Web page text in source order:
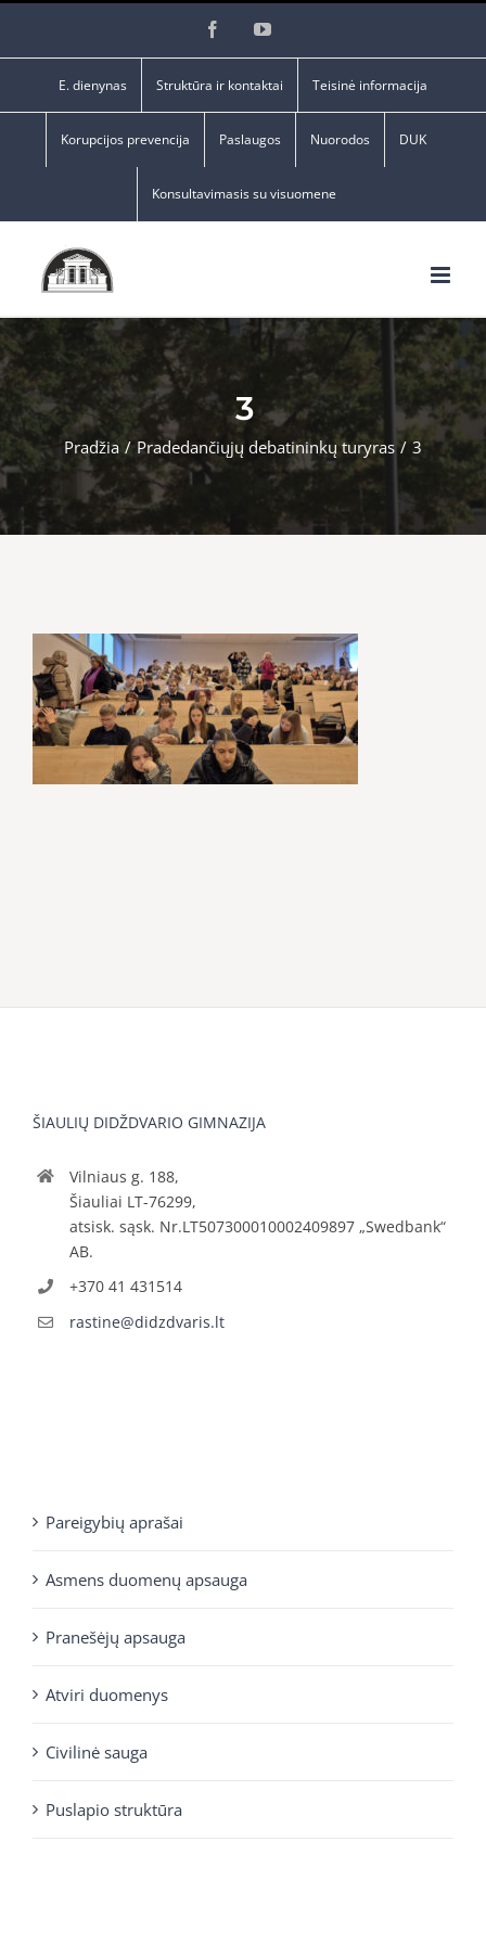
FacebookYouTube
E. dienynas Struktūra ir kontaktai Teisinė informacija
Korupcijos prevencija Paslaugos Nuorodos DUK
Konsultavimasis su visuomene
3
Pradžia / Pradedančiųjų debatininkų turyras / 3
ŠIAULIŲ DIDŽDVARIO GIMNAZIJA
Vilniaus g. 188,
Šiauliai LT-76299,
atsisk. sąsk. Nr.LT507300010002409897 „Swedbank“
AB.
+370 41 431514
rastine@didzdvaris.lt
Pareigybių aprašai
Asmens duomenų apsauga
Pranešėjų apsauga
Atviri duomenys
Civilinė sauga
Puslapio struktūra